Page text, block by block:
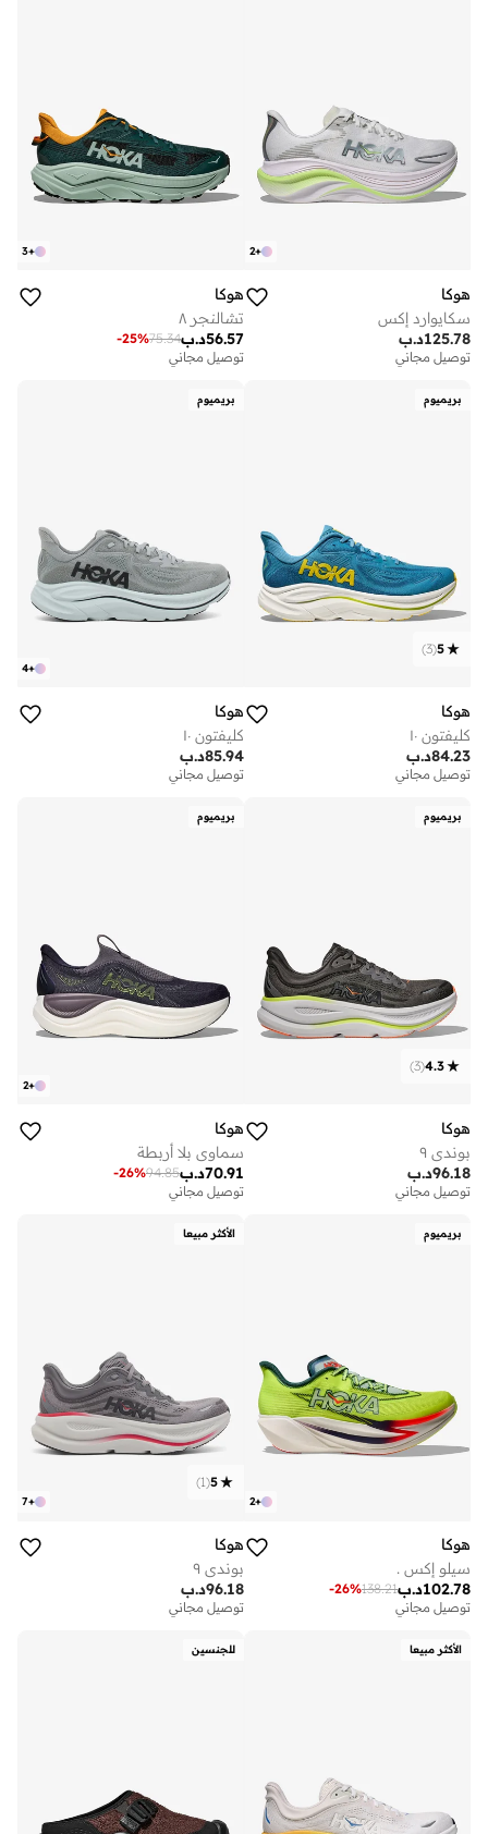
+
2
هوكا
سكايوارد إكس
د.ب125.78
توصيل مجاني
+
3
هوكا
تشالنجر ٨
د.ب56.57
75.34
-25%
توصيل مجاني
بريميوم
5
(
3
)
هوكا
كليفتون ١٠
د.ب84.23
توصيل مجاني
بريميوم
+
4
هوكا
كليفتون ١٠
د.ب85.94
توصيل مجاني
بريميوم
4.3
(
3
)
هوكا
بوندي ٩
د.ب96.18
توصيل مجاني
بريميوم
+
2
هوكا
سماوي بلا أربطة
د.ب70.91
94.85
-26%
توصيل مجاني
بريميوم
+
2
هوكا
سيلو إكس .
د.ب102.78
138.21
-26%
توصيل مجاني
الأكثر مبيعا
+
7
5
(
1
)
هوكا
بوندي ٩
د.ب96.18
توصيل مجاني
الأكثر مبيعا للجنسين